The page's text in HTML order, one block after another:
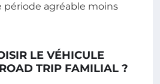
période agréable moins
LE VÉHICULE
TRIP FAMILIAL ?